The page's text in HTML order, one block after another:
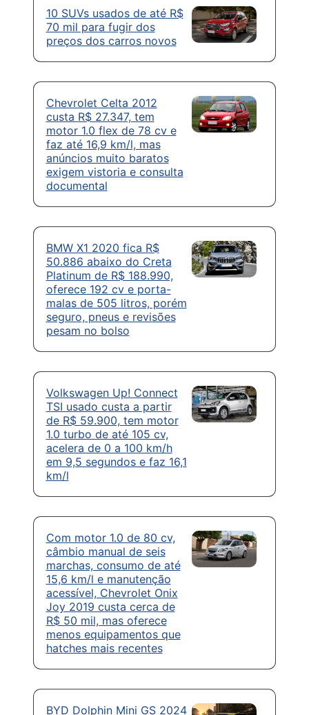
10 SUVs usados de até R$
70 mil para fugir dos
preços dos carros novos
Chevrolet Celta 2012
custa R$ 27.347, tem
motor 1.0 flex de 78 cv e
faz até 16,9 km/l, mas
anúncios muito baratos
exigem vistoria e consulta
documental
BMW X1 2020 fica R$
50.886 abaixo do Creta
Platinum de R$ 188.990,
oferece 192 cv e porta-
malas de 505 litros, porém
seguro, pneus e revisões
pesam no bolso
Volkswagen Up! Connect
TSI usado custa a partir
de R$ 59.900, tem motor
1.0 turbo de até 105 cv,
acelera de 0 a 100 km/h
em 9,5 segundos e faz 16,1
km/l
Com motor 1.0 de 80 cv,
câmbio manual de seis
marchas, consumo de até
15,6 km/l e manutenção
acessível, Chevrolet Onix
Joy 2019 custa cerca de
R$ 50 mil, mas oferece
menos equipamentos que
hatches mais recentes
BYD Dolphin Mini GS 2024